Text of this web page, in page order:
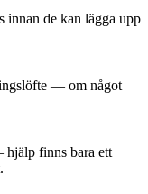
innan de kan lägga upp
— om något
finns bara ett